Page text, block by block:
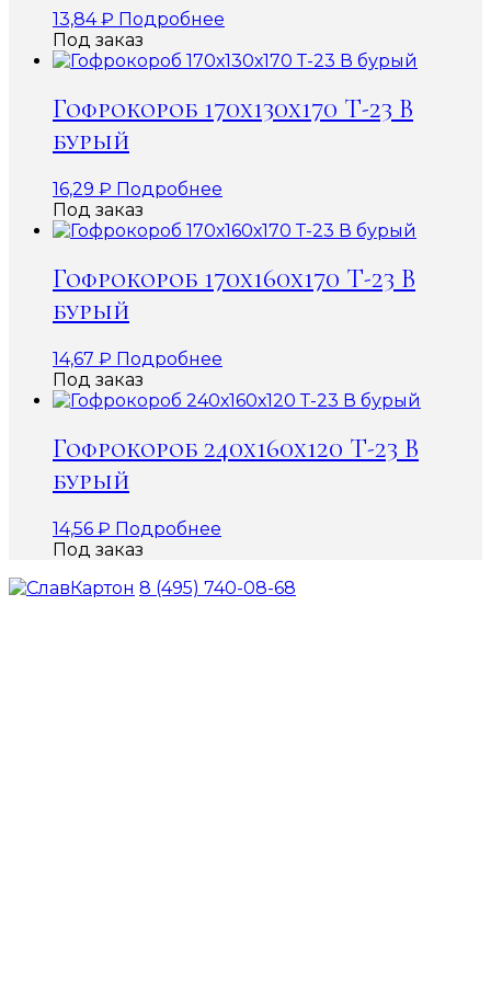
13,84₽ Подробнее
Под заказ
Гофрокороб 170х130х170 Т-23 В
бурый
16,29 ₽ Подробнее
Под заказ
Гофрокороб 170х160х170 Т-23 В
бурый
14,67 ₽ Подробнее
Под заказ
Гофрокороб 240х160х120 Т-23 В
бурый
14,56 ₽ Подробнее
Под заказ
8 (495) 740-08-68